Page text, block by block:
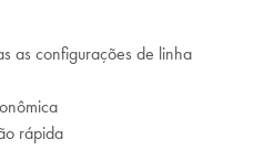
as configurações de linha
rápida